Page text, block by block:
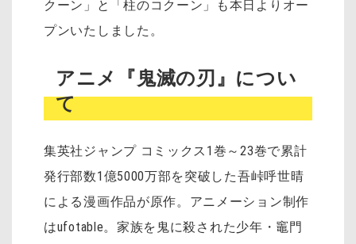
クーン」と「柱のコクーン」も本日よりオー
プンいたしました。
アニメ『鬼滅の刃』につい
て
集英社ジャンプ コミックス1巻～23巻で累計
発行部数1億5000万部を突破した吾峠呼世晴
による漫画作品が原作。アニメーション制作
はufotable。家族を鬼に殺された少年・竈門